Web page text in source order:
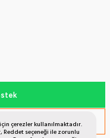
çerezler kullanılmaktadır.
Reddet seçeneği ile zorunlu